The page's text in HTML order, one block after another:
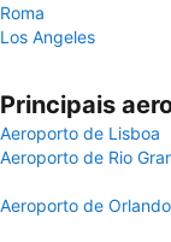
Roma
Los Angeles
Principais
Aeroporto de Lisboa
Aeroporto de Rio
Aeroporto de Orlando